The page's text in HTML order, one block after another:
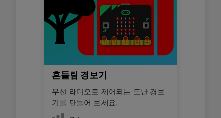
흔들림 경보기
무선 라디오로 제어되는 도난 경보
기를 만들어 보세요.